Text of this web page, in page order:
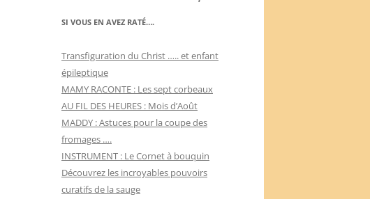
SI VOUS EN AVEZ RATÉ….
Transfiguration du Christ ….. et enfant
épileptique
MAMY RACONTE : Les sept corbeaux
AU FIL DES HEURES : Mois d’Août
MADDY : Astuces pour la coupe des
fromages ….
INSTRUMENT : Le Cornet à bouquin
Découvrez les incroyables pouvoirs
curatifs de la sauge